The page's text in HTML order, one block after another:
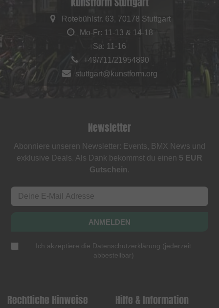
Rotebühlstr. 63, 70178 Stuttgart
Mo-Fr: 11-13 & 14-18
Sa: 11-16
+49/711/21954890
stuttgart@kunstform.org
Newsletter
Abonniere unseren Newsletter: Events, BMX News und
exklusive Deals. Als Dank bekommst du einen 5 EUR
Gutschein.
ANMELDEN
Ich akzeptiere die Datenschutzerklärung (jederzeit
abbestellbar)
Rechtliche Hinweise Hilfe & Information